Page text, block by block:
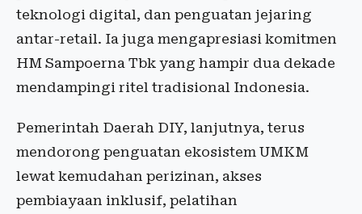
teknologi digital, dan penguatan jejaring
antar-retail. Ia juga mengapresiasi komitmen
HM Sampoerna Tbk yang hampir dua dekade
mendampingi ritel tradisional Indonesia.
Pemerintah Daerah DIY, lanjutnya, terus
mendorong penguatan ekosistem UMKM
lewat kemudahan perizinan, akses
pembiayaan inklusif, pelatihan